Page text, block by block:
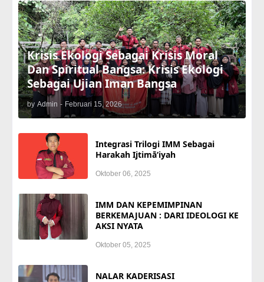
Krisis Ekologi Sebagai Krisis Moral
Dan Spiritual Bangsa: Krisis Ekologi
Sebagai Ujian Iman Bangsa
by Admin - Februari 15, 2026
Integrasi Trilogi IMM Sebagai
Harakah Ijtimā‘iyah
Oktober 06, 2025
IMM DAN KEPEMIMPINAN
BERKEMAJUAN : DARI IDEOLOGI KE
AKSI NYATA
Oktober 05, 2025
NALAR KADERISASI